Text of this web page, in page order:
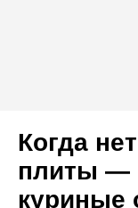
Когда
плиты —
куриные